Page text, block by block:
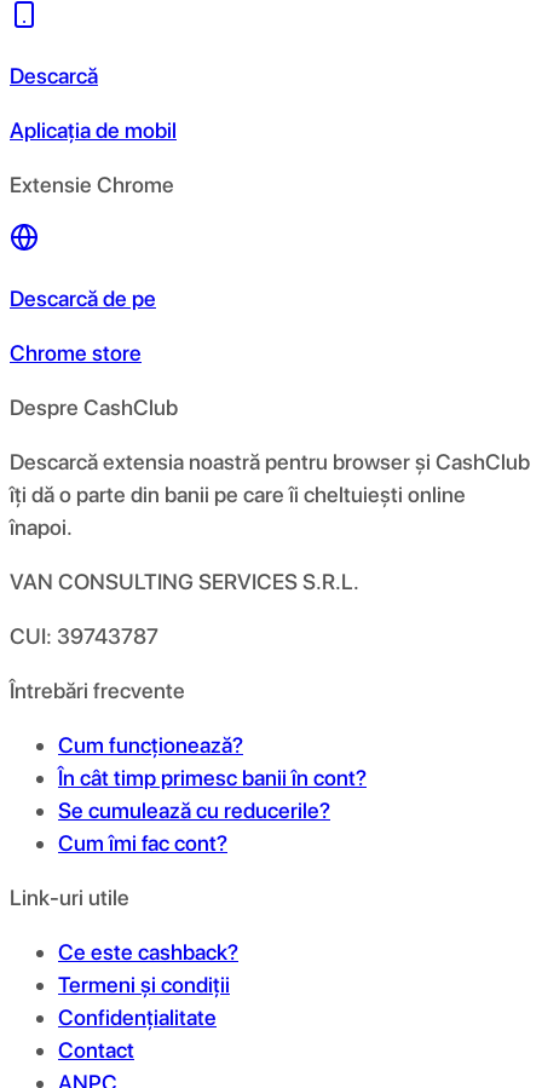
Descarcă
Aplicația de mobil
Extensie Chrome
Descarcă de pe
Chrome store
Despre CashClub
Descarcă extensia noastră pentru browser și CashClub
îți dă o parte din banii pe care îi cheltuiești online
înapoi.
VAN CONSULTING SERVICES S.R.L.
CUI: 39743787
Întrebări frecvente
Cum funcționează?
În cât timp primesc banii în cont?
Se cumulează cu reducerile?
Cum îmi fac cont?
Link-uri utile
Ce este cashback?
Termeni și condiții
Confidențialitate
Contact
ANPC